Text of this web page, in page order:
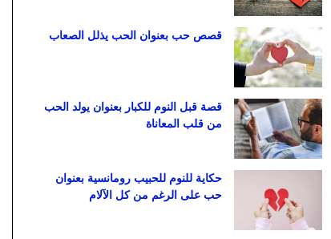
قصص حب بعنوان الحب يذلل الصعاب
قصة قبل النوم للكبار بعنوان يولد الحب
من قلب المعاناة
حكاية للنوم للحبيب رومانسية بعنوان
حب على الرغم من كل الآلام